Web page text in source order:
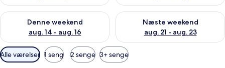
Denne weekend
aug. 14 - aug. 16
Tjek tilgængelighed for denne weekend aug. 14 - aug. 16
Næste weekend
aug. 21 - aug. 23
Tjek tilgængelighed for næste
Tilgængelige
filtre
Alle værelser 1 seng 2 senge 3+ senge